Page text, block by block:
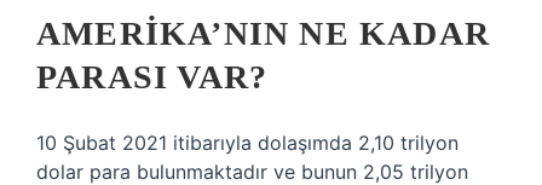
AMERIKA’NIN NE KADAR
PARASI VAR?
10 Şubat 2021 itibarıyla dolaşımda 2,10 trilyon
dolar para bulunmaktadır ve bunun 2,05 trilyon